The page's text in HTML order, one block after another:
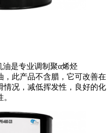
油是专业调制聚α烯烃
，此产品不含腊，它可改善在
情况，减低挥发性，良好的化